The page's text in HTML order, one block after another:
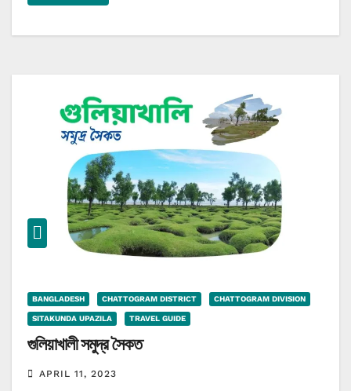
BANGLADESH CHATTOGRAM DISTRICT CHATTOGRAM DIVISION
SITAKUNDA UPAZILA TRAVEL GUIDE
গুলিয়াখালী সমুদ্র সৈকত
APRIL 11, 2023